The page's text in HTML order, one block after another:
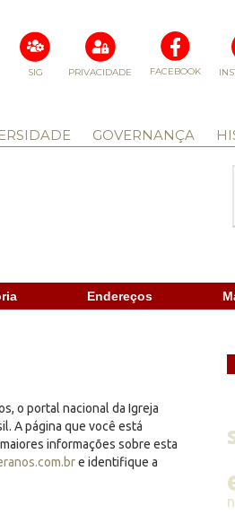
FACEBOOK
PRIVACIDADE
SIG
GOVERNANÇA
Endereços
o portal nacional da Igreja
A página que você está
informações sobre esta
e identifique a